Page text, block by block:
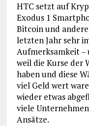
HTC setzt auf
Exodus 1
Bitcoin und
letzten Jahr sehr
Aufmerksamkeit –
weil die Kurse der
haben und diese
viel Geld wert
wieder etwas
viele
Ansätze.